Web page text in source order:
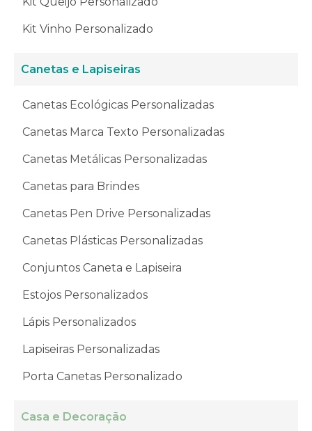
Kit Vinho Personalizado
Canetas e Lapiseiras
Canetas Ecológicas Personalizadas
Canetas Marca Texto Personalizadas
Canetas Metálicas Personalizadas
Canetas para Brindes
Canetas Pen Drive Personalizadas
Canetas Plásticas Personalizadas
Conjuntos Caneta e Lapiseira
Estojos Personalizados
Lápis Personalizados
Lapiseiras Personalizadas
Porta Canetas Personalizado
Casa e Decoração